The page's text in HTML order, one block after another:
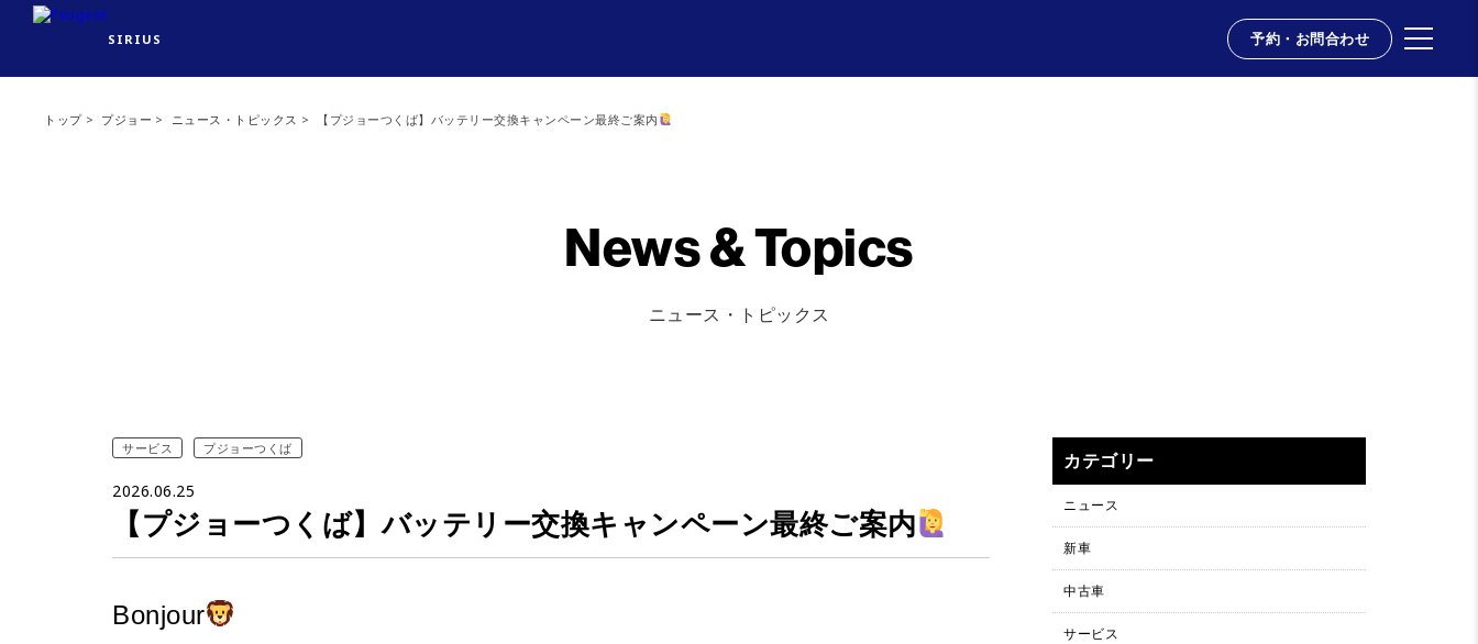
SIRIUS 予約・お問合わせ
トップ プジョー ニュース・トピックス 【プジョーつくば】バッテリー交換キャンペーン最終ご案内
News & Topics
ニュース・トピックス
サービス プジョーつくば
2026.06.25
【プジョーつくば】バッテリー交換キャンペーン最終ご案内
Bonjour
カテゴリー
ニュース
新車
中古車
サービス